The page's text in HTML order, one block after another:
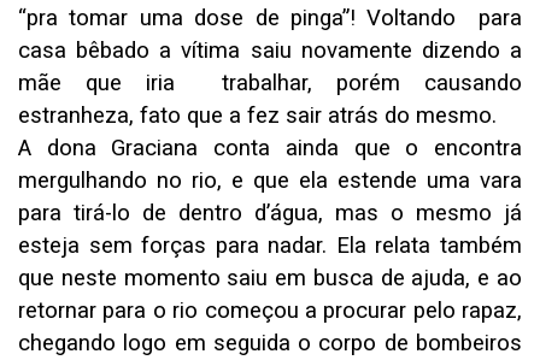
“pra tomar uma dose de pinga”! Voltando para
casa bêbado a vítima saiu novamente dizendo a
mãe que iria trabalhar, porém causando
estranheza, fato que a fez sair atrás do mesmo.
A dona Graciana conta ainda que o encontra
mergulhando no rio, e que ela estende uma vara
para tirá-lo de dentro d’água, mas o mesmo já
esteja sem forças para nadar. Ela relata também
que neste momento saiu em busca de ajuda, e ao
retornar para o rio começou a procurar pelo rapaz,
chegando logo em seguida o corpo de bombeiros